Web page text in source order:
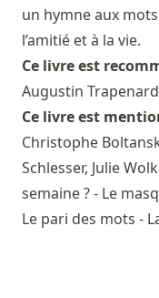
un hymne aux
l’amitié et à la vie.
Ce livre est
Augustin Trapenard
Ce livre est
Christophe
Schlesser, Julie
semaine ? - Le
Le pari des mots -